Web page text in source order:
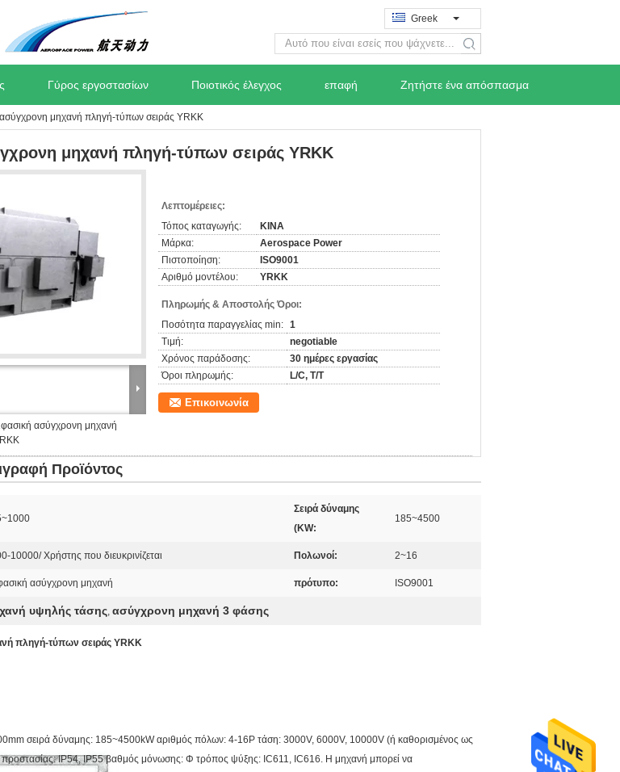
Greek
search
Γύρος εργοστασίων Ποιοτικός έλεγχος επαφή Ζητήστε ένα απόσπασμα
μηχανή πληγή-τύπων σειράς YRKK
μηχανή πληγή-τύπων σειράς YRKK
ασύγχρονη μηχανή
Λεπτομέρειες:
Τόπος καταγωγής:
ΚΙΝΑ
Μάρκα:
Aerospace Power
Πιστοποίηση:
ISO9001
Αριθμό μοντέλου:
YRKK
Πληρωμής & Αποστολής Όροι:
Ποσότητα παραγγελίας min: 1
Τιμή:
negotiable
Χρόνος παράδοσης:
30 ημέρες εργασίας
Όροι πληρωμής:
L/C, T/T
Επικοινωνία
Προϊόντος
Σειρά δύναμης
(KW:
185~4500
10000/ Χρήστης που διευκρινίζεται Πολωνοί: 2~16
ασύγχρονη μηχανή πρότυπο: ISO9001
υψηλής τάσης, ασύγχρονη μηχανή 3 φάσης
πληγή-τύπων σειράς YRKK
σειρά δύναμης: 185~4500kW αριθμός πόλων: 4-16P τάση: 3000V, 6000V, 10000V (ή καθορισμένος ως
προστασίας: IP54, IP55 βαθμός μόνωσης: Φ τρόπος ψύξης: IC611, IC616. Η μηχανή μπορεί να